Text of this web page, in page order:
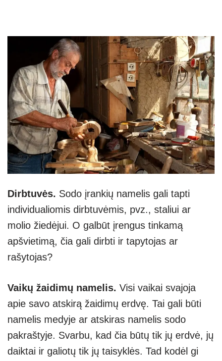
Dirbtuvės. Sodo įrankių namelis gali tapti
individualiomis dirbtuvėmis, pvz., staliui ar
molio žiedėjui. O galbūt įrengus tinkamą
apšvietimą, čia gali dirbti ir tapytojas ar
rašytojas?
Vaikų žaidimų namelis. Visi vaikai svajoja
apie savo atskirą žaidimų erdvę. Tai gali būti
namelis medyje ar atskiras namelis sodo
pakraštyje. Svarbu, kad čia būtų tik jų erdvė, jų
daiktai ir galiotų tik jų taisyklės. Tad kodėl gi